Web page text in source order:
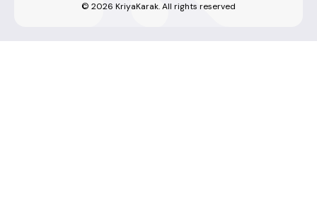
© 2026 KriyaKarak. All rights reserved